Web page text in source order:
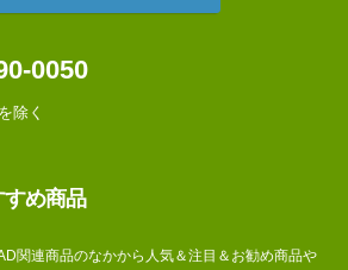
0050
除く
すめ商品
関連商品のなかから人気＆注目＆お勧め商品や